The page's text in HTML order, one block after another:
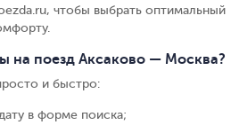
чтобы выбрать оптимальный
на поезд Аксаково — Москва?
и быстро:
в форме поиска;